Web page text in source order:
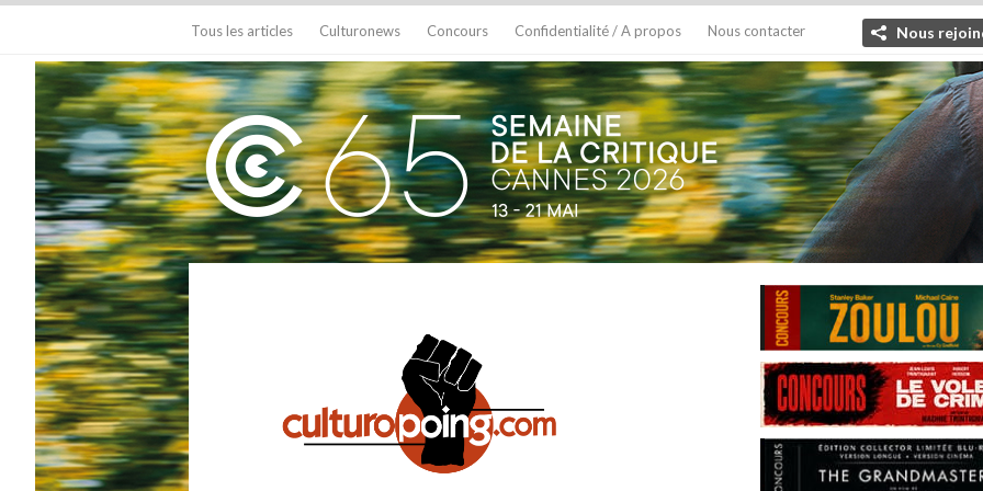
Tous les articles Culturonews Concours Confidentialité / A propos Nous contacter Nous